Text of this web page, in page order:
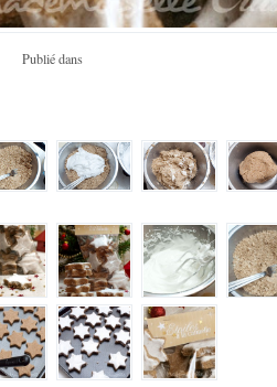
Publié dans